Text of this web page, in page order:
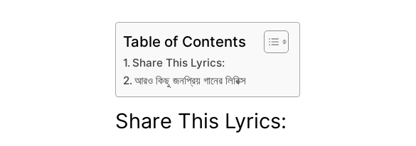
Table of Contents
Share This Lyrics:
আরও কিছু জনপ্রিয় গানের লিরিক্স
Share This Lyrics: